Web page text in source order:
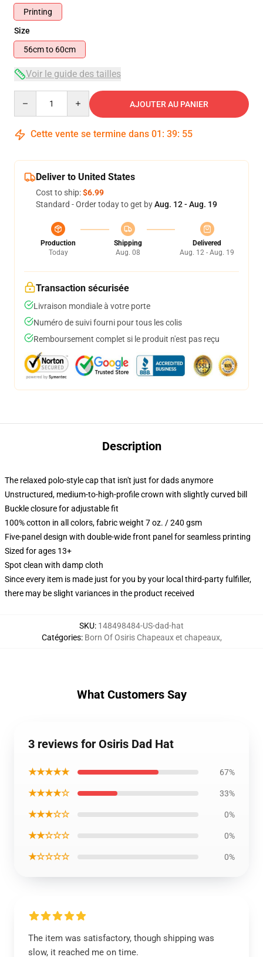
Printing
Size
56cm to 60cm
Voir le guide des tailles
AJOUTER AU PANIER
Cette vente se termine dans 01 : 39: 55
Deliver to United States
Cost to ship:$6.99
Standard - Order today to get byAug. 12 - Aug. 19
Production
Today
Shipping
Aug. 08
Delivered
Aug. 12 - Aug. 19
Transaction sécurisée
Livraison mondiale à votre porte
Numéro de suivi fourni pour tous les colis
Remboursement complet si le produit n'est pas reçu
Description
The relaxed polo-style cap that isn't just for dads anymore
Unstructured, medium-to-high-profile crown with slightly curved bill
Buckle closure for adjustable fit
100% cotton in all colors, fabric weight 7 oz. / 240 gsm
Five-panel design with double-wide front panel for seamless printing
Sized for ages 13+
Spot clean with damp cloth
Since every item is made just for you by your local third-party fulfiller,
there may be slight variances in the product received
SKU: 148498484-US-dad-hat
Catégories: Born Of Osiris Chapeaux et chapeaux,
What Customers Say
3 reviews for Osiris Dad Hat
★★★★★ 67%
★★★★☆ 33%
★★★☆☆ 0%
★★☆☆☆ 0%
★☆☆☆☆ 0%
The item was satisfactory, though shipping was
slow, it reached me on time.